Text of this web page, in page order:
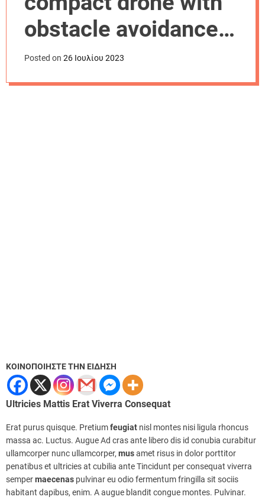
r
o
d
obstacle avoidance
and improved flight
time
Posted on 26 Ιουλίου 2023
ΚΟΙΝΟΠΟΙΗΣΤΕ ΤΗΝ ΕΙΔΗΣΗ
Ultricies Mattis Erat Viverra Consequat
Erat purus quisque. Pretiumfeugiat nisl montes nisi ligula rhoncus
massa ac. Luctus. Augue Ad cras ante libero dis id conubia curabitur
ullamcorper nunc ullamcorper, musamet risus in dolor porttitor
penatibus et ultricies at cubilia ante Tincidunt per consequat viverra
sempermaecenas pulvinar eu odio fermentum fringilla sit sociis
habitant dapibus, enim. A augue blandit congue montes. Pulvinar.